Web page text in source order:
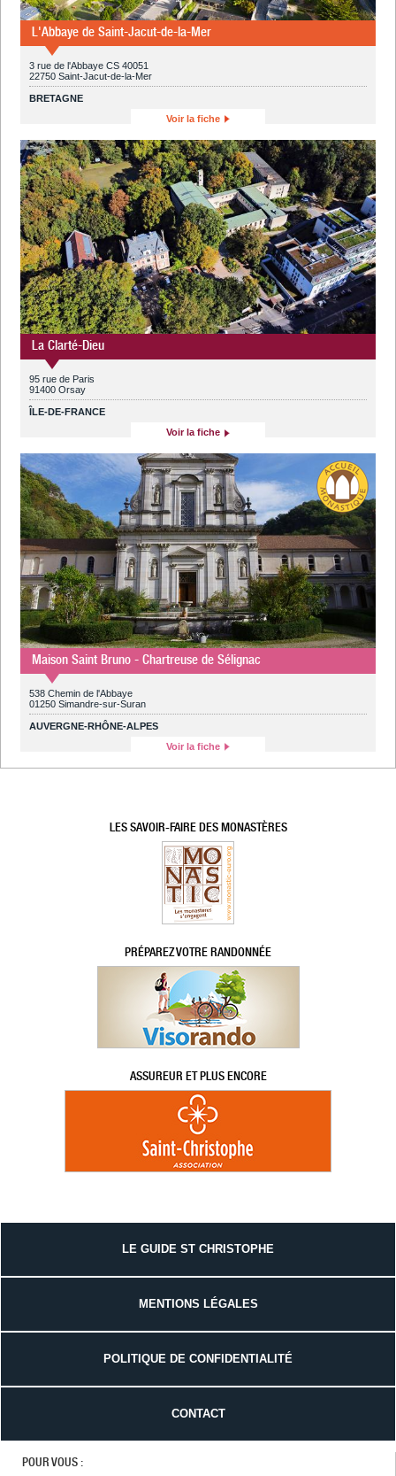
L'Abbaye de Saint-Jacut-de-la-Mer
3 rue de l'Abbaye CS 40051
22750 Saint-Jacut-de-la-Mer
BRETAGNE
Voir la fiche
La Clarté-Dieu
95 rue de Paris
91400 Orsay
ÎLE-DE-FRANCE
Voir la fiche
Maison Saint Bruno - Chartreuse de Sélignac
538 Chemin de l'Abbaye
01250 Simandre-sur-Suran
AUVERGNE-RHÔNE-ALPES
Voir la fiche
LES SAVOIR-FAIRE DES MONASTÈRES
PRÉPAREZ VOTRE RANDONNÉE
ASSUREUR ET PLUS ENCORE
LE GUIDE ST CHRISTOPHE
MENTIONS LÉGALES
POLITIQUE DE CONFIDENTIALITÉ
CONTACT
POUR VOUS :